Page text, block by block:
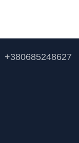
+380685248627